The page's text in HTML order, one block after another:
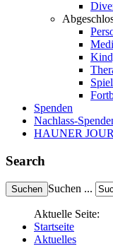
Spenden
Nachlass-
HAUNER
Search
Suchen ...
Aktuelle Seite:
Startseite
Aktuelles